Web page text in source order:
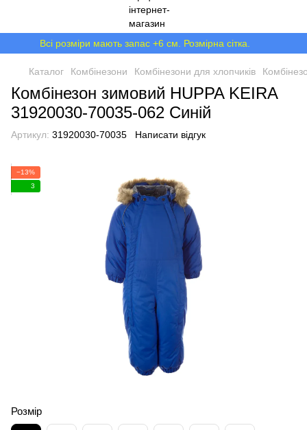
Всі розміри мають запас +6 см. Розмірна сітка.
Каталог Комбінезони Комбінезони для хлопчиків
Комбінезон зимовий HUPPA KEIRA
31920030-70035-062 Синій
Артикул: 31920030-70035 Написати відгук
−13%
3
Розмір